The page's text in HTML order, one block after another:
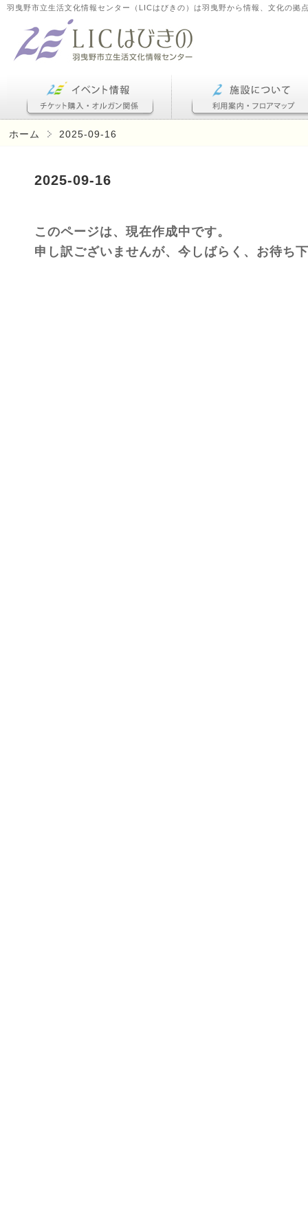
羽曳野市立生活文化情報センター（LICはびきの）は羽曳野から情報、文化の拠
ホーム 2025-09-16
2025-09-16
このページは、現在作成中です。
申し訳ございませんが、今しばらく、お待ち